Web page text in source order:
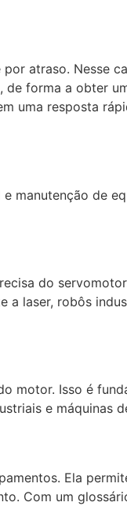
atraso. Nesse
de forma a obter
uma resposta
manutenção de
do
a laser, robôs
motor. Isso é
e máquinas
Ela
Com um